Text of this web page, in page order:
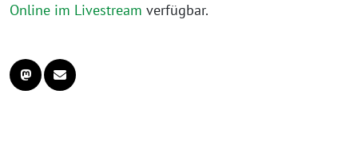
Online im Livestream verfügbar.